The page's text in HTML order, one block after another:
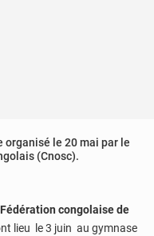
organisé le 20 mai par le
(Cnosc).
Fédération congolaise de
lieu le 3 juin au gymnase